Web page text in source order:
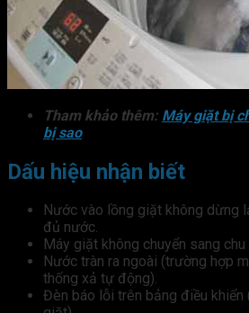
Tham khảo thêm: Máy giặt bị
bị sao
Dấu hiệu nhận biết
Nước vào lồng giặt không dừng
đủ nước.
Máy giặt không chuyển sang
Nước tràn ra ngoài (trường hợp
thống xả tự động).
Đèn báo lỗi trên bảng điều